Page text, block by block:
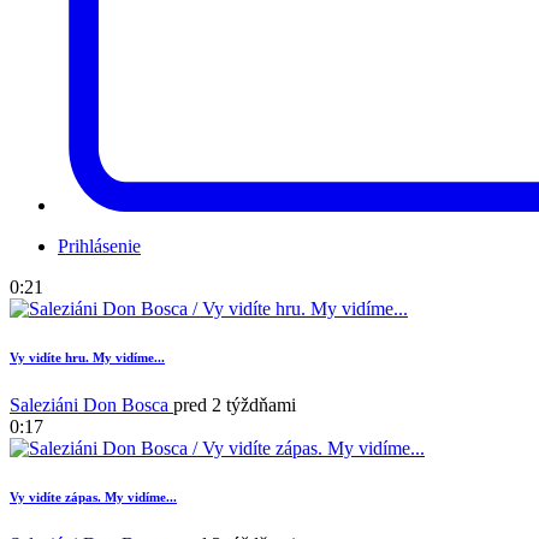
Prihlásenie
0:21
Vy vidíte hru. My vidíme...
Saleziáni Don Bosca pred 2 týždňami
0:17
Vy vidíte zápas. My vidíme...